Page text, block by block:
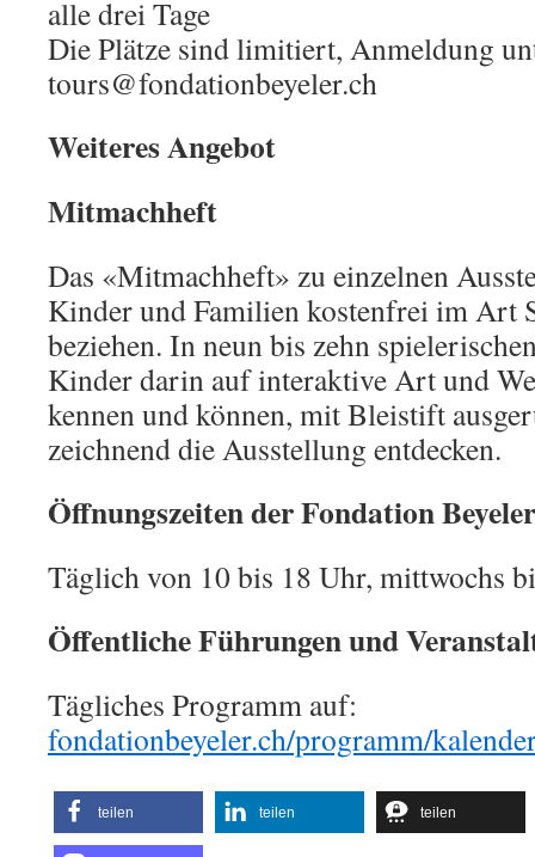
alle drei Tage
Die Plätze sind limitiert, Anmeldung
tours@fondationbeyeler.ch
Weiteres Angebot
Mitmachheft
Das «Mitmachheft» zu einzelnen
Kinder und Familien kostenfrei im Art
beziehen. In neun bis zehn
Kinder darin auf interaktive Art und
kennen und können, mit Bleistift
zeichnend die Ausstellung entdecken.
Öffnungszeiten der Fondation
Täglich von 10 bis 18 Uhr, mittwochs
Öffentliche Führungen und
Tägliches Programm auf:
fondationbeyeler.ch/programm/
teilen teilen teilen